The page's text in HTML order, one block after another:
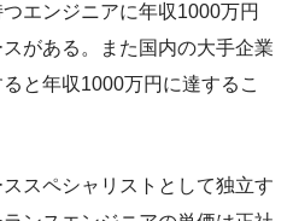
エンジニアに年収1000万円
がある。また国内の大手企業
と年収1000万円に達するこ
スペシャリストとして独立す